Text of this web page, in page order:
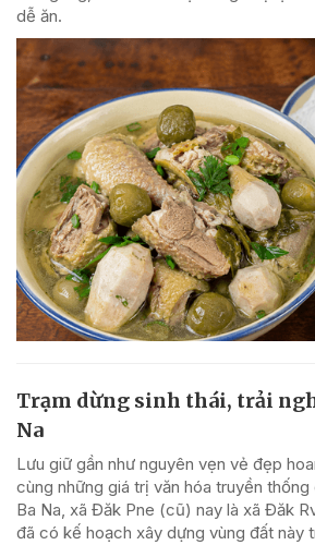
dễ ăn.
Trạm dừng sinh thái, trải
Na
Lưu giữ gần như nguyên vẹn vẻ đẹp
cùng những giá trị văn hóa truyền
Ba Na, xã Đăk Pne (cũ) nay là xã Đăk
đã có kế hoạch xây dựng vùng đất này